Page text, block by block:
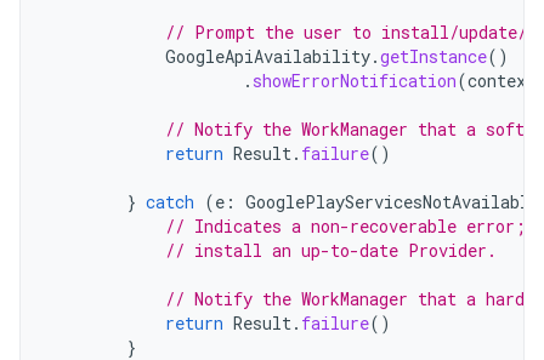
// Prompt the user to install/update/
GoogleApiAvailability.getInstance()
. showErrorNotification(context
// Notify the WorkManager that a soft
return Result. failure()
} catch (e :
// Indicates a non-recoverable error;
// install an up-to-date Provider.
// Notify the WorkManager that a hard
return Result. failure()
}